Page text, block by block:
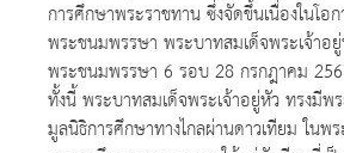
การศึกษาพระราชทาน ซึ่งจัดขึ้นเนื่องในโอ
พระชนมพรรษา พระบาทสมเด็จพระเจ้าอ
พระชนมพรรษา 6 รอบ 28 กรกฎาคม
ทั้งนี้ พระบาทสมเด็จพระเจ้าอยู่หัว ทรงมีพ
มูลนิธิการศึกษาทางไกลผ่านดาวเทียม ใน